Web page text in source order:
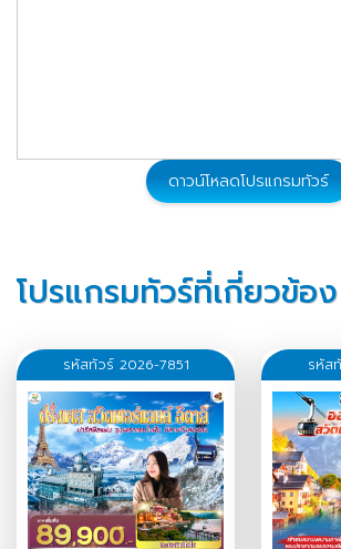
ดาวน์โหลดโปรแกรมทัวร์
โปรแกรมทัวร์ที่เกี่ยวข้อง
รหัสทัวร์ 2026-7851 รหัส